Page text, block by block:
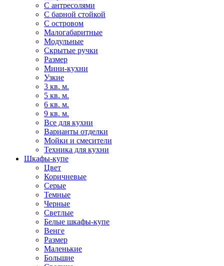
С антресолями
С барной стойкой
С островом
Малогабаритные
Модульные
Скрытые ручки
Размер
Мини-кухни
Узкие
3 кв. м.
5 кв. м.
6 кв. м.
9 кв. м.
Все для кухни
Варианты отделки
Мойки и смесители
Техника для кухни
Шкафы-купе
Цвет
Коричневые
Серые
Темные
Черные
Светлые
Белые шкафы-купе
Венге
Размер
Маленькие
Большие